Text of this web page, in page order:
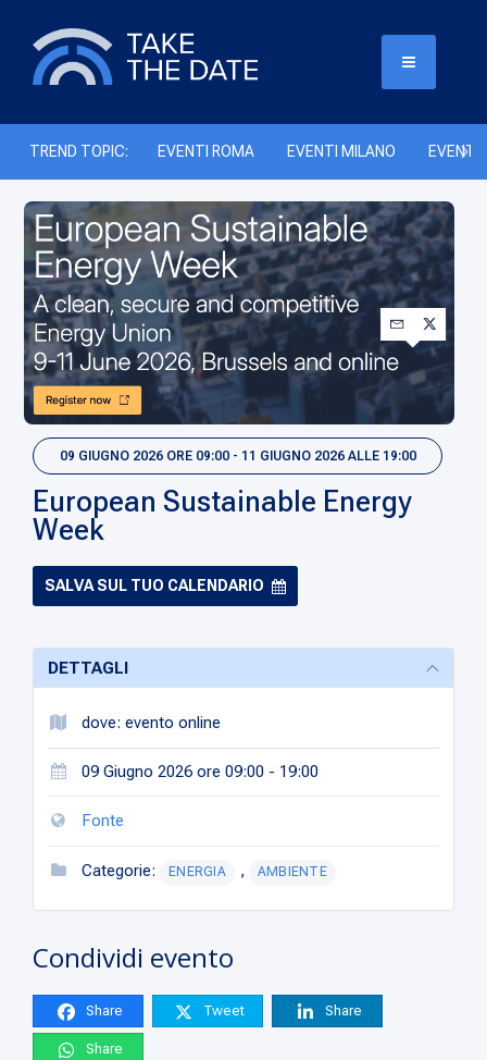
TREND TOPIC: EVENTI ROMA EVENTI MILANO EVENTI
09 GIUGNO 2026 ORE 09:00 - 11 GIUGNO 2026 ALLE 19:00
European Sustainable Energy
Week
SALVA SUL TUO CALENDARIO
DETTAGLI
dove: evento online
09 Giugno 2026 ore 09:00 - 19:00
Fonte
Categorie: ENERGIA , AMBIENTE
Condividi evento
Share Tweet Share
Share